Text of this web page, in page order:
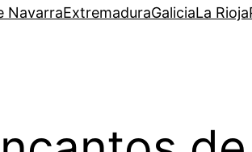
NavarraExtremaduraGaliciaLa Rioja